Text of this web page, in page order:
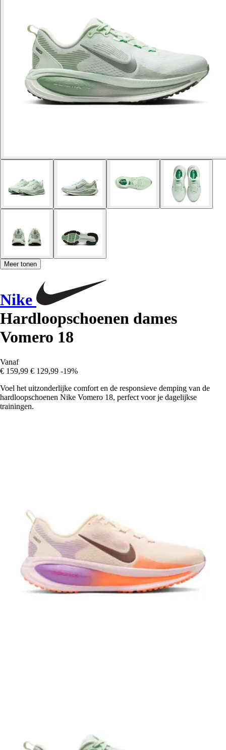
Meer tonen
Nike
Hardloopschoenen dames
Vomero 18
Vanaf
€ 159,99 € 129,99 -19%
Voel het uitzonderlijke comfort en de responsieve demping van de
hardloopschoenen Nike Vomero 18, perfect voor je dagelijkse
trainingen.